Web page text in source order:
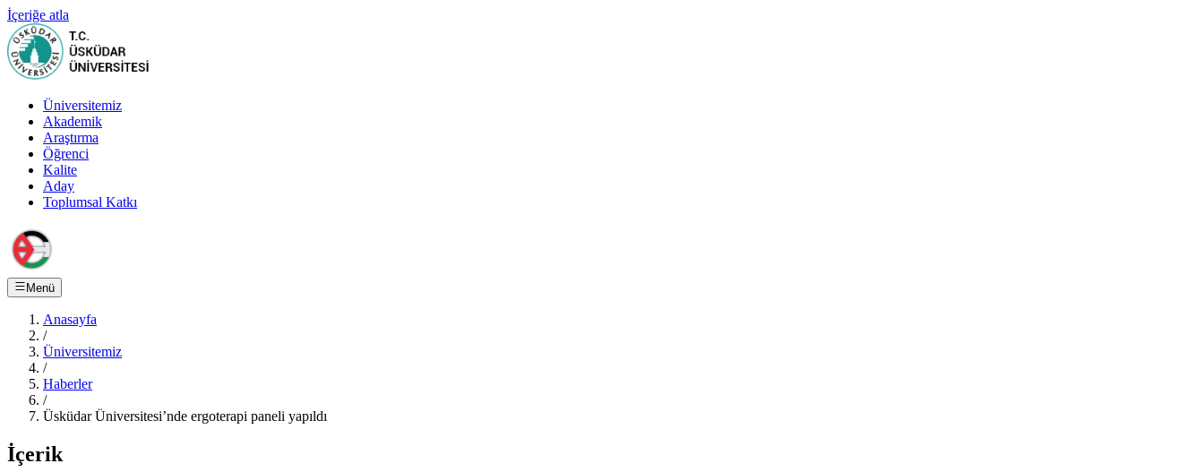
İçeriğe atla
Üniversitemiz
Akademik
Araştırma
Öğrenci
Kalite
Aday
Toplumsal Katkı
Menü
Anasayfa
/
Üniversitemiz
/
Haberler
/
Üsküdar Üniversitesi’nde ergoterapi paneli yapıldı
İçerik